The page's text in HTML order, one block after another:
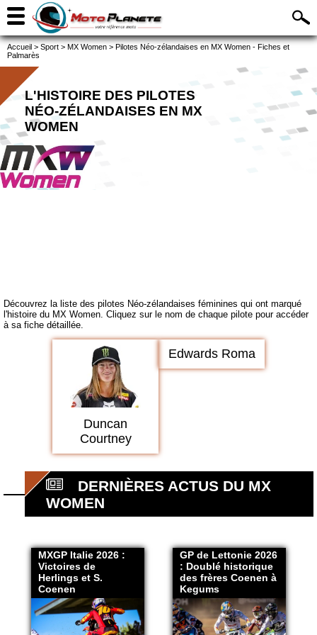
Accueil > Sport > MX Women > Pilotes Néo-zélandaises en MX Women - Fiches et
Palmarès
L'HISTOIRE DES PILOTES
NÉO-ZÉLANDAISES EN MX
WOMEN
Découvrez la liste des pilotes Néo-zélandaises féminines qui ont marqué
l'histoire du MX Women. Cliquez sur le nom de chaque pilote pour accéder
à sa fiche détaillée.
Duncan
Courtney
Edwards Roma
DERNIÈRES ACTUS DU MX
WOMEN
MXGP Italie 2026 :
Victoires de
Herlings et S.
Coenen
GP de Lettonie 2026
: Doublé historique
des frères Coenen à
Kegums